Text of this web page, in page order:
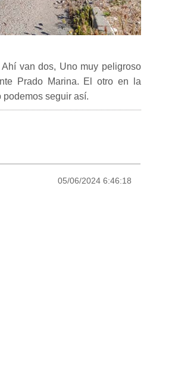
van dos, Uno muy peligroso
Prado Marina. El otro en la
seguir así.
05/06/2024 6:46:18